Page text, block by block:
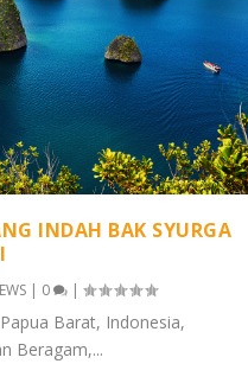
INDAH BAK SYURGA
| 0 |
Barat, Indonesia,
Beragam,...